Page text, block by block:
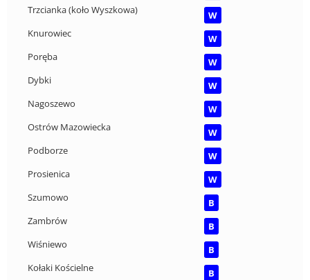
Trzcianka (koło Wyszkowa)
W
Knurowiec
W
Poręba
W
Dybki
W
Nagoszewo
W
Ostrów Mazowiecka
W
Podborze
W
Prosienica
W
Szumowo
B
Zambrów
B
Wiśniewo
B
Kołaki Kościelne
B